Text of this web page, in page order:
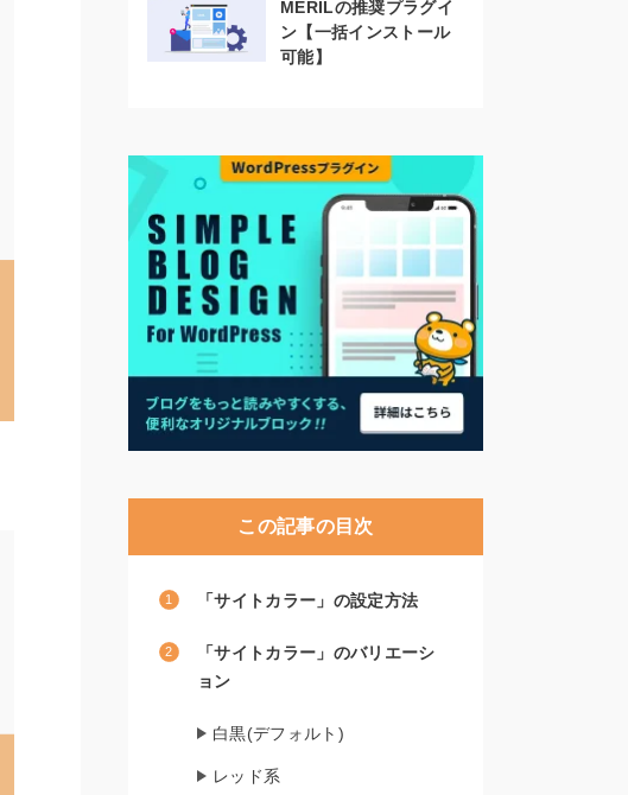
MERILの推奨プラグイ
ン【一括インストール
可能】
この記事の目次
「サイトカラー」の設定方法
「サイトカラー」のバリエーシ
ョン
白黒(デフォルト)
レッド系